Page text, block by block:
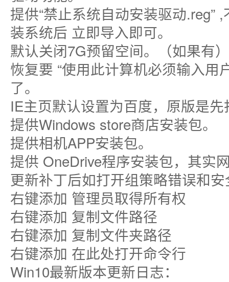
提供“禁止系统自动安装驱动.reg”
装系统后 立即导入即可。
默认关闭7G预留空间。（如果有）
恢复要 “使用此计算机必须输入用
了。
IE主页默认设置为百度，原版是
提供Windows store商店安装包。
提供相机APP安装包。
提供 OneDrive程序安装包，其实
更新补丁后如打开组策略错误和
右键添加 管理员取得所有权
右键添加 复制文件路径
右键添加 复制文件夹路径
右键添加 在此处打开命令行
Win10最新版本更新日志：